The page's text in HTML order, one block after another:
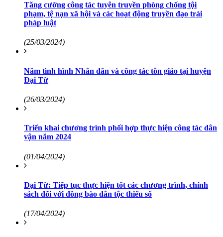
Tăng cường công tác tuyên truyền phòng chống tội
phạm, tệ nạn xã hội và các hoạt động truyền đạo trái
pháp luật
(25/03/2024)
Nắm tình hình Nhân dân và công tác tôn giáo tại huyện
Đại Từ
(26/03/2024)
Triển khai chương trình phối hợp thực hiện công tác dân
vận năm 2024
(01/04/2024)
Đại Từ: Tiếp tục thực hiện tốt các chương trình, chính
sách đối với đồng bào dân tộc thiểu số
(17/04/2024)